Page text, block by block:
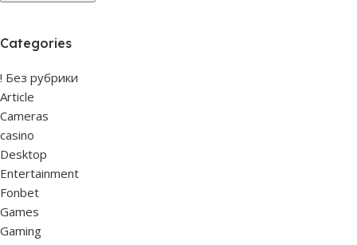
Categories
! Без рубрики
Article
Cameras
casino
Desktop
Entertainment
Fonbet
Games
Gaming